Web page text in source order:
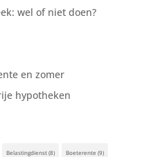
wel of niet doen?
en zomer
hypotheken
Belastingdienst(8) Boeterente (9)